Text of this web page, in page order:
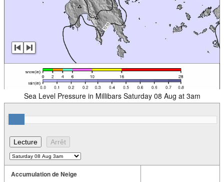
Sea Level Pressure in Millibars Saturday 08 Aug at 3am
Accumulation de Neige